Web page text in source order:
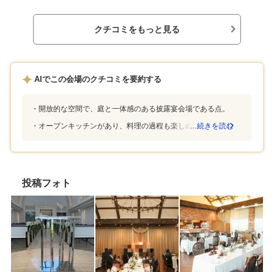
式を行うことも可能です。庭の部分は石畳や植
木もきれいで、そのほかライトなどの設備もあ
り、やりたい挙式のスタイルに柔軟に対応する
ことができる施設だと思います。天井が高く、
ンキッチンが非常におしゃれで、作っている過
す。ペーパーアイテム類、ケーキは持ち込みに
ました。魚のスープが非常に美味しかったで
す。一棟貸しであり、アットホームな雰囲気で
下見は早めに行うと良いと思います。家族のみ
で気兼ねなく参加できる式にしようと考えてい
ました。子供やお年寄りも参加する予定であっ
たため、子供が遊べるスペースや、バリアフリ
ーを意識して会場を選びました。会場のレイア
ウトと、設備を自由に使える点が気に入りまし
た。また、食事が非常に美味しいところも良か
ったです。
た。ペーパーアイ
料もかからなか
らなかったため、
セスはあまり良
が良いかと思いま
が迅速に対応して
ぬシールラリーを
タンプだと洋服を
に変更していただ
を作って頂けまし
いので特にペーパ
約できます。参列
というところを
クチコミをもっと見る
AIでこの会場のクチコミを要約する
開放的な空間で、庭と一体感のある披露宴会場である点。
オープンキッチンがあり、料理の過程も楽しめる点。
…続きを読む
投稿フォト